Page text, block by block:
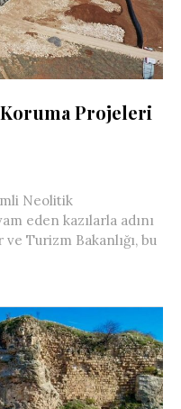
Koruma Projeleri
Neolitik
eden kazılarla adını
Turizm Bakanlığı, bu